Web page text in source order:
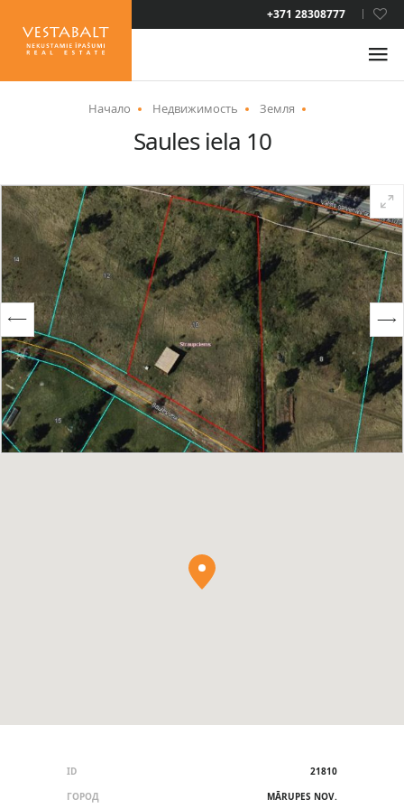
+371 28308777
LAT
ENG
НОВОСТИ
НЕДВИЖИМОСТЬ
УСЛУГИ
ВИД НА ЖИТЕЛЬСТВО
КОНТАКТЫ
Начало Недвижимость Земля
Saules iela 10
ID
21810
ГОРОД
MĀRUPES NOV.